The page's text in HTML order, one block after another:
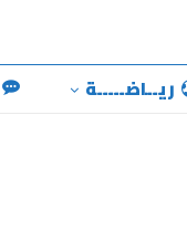
ريــاضـــــة